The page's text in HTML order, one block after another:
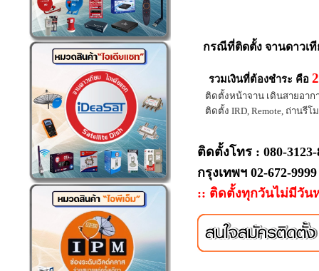
กรณีที่ติดตั้ง จานดาวเ
รวมเงินที่ต้องชำระ คือ
ติดตั้งหน้าจาน เดินสายอากา
ติดตั้ง IRD, Remote, ถ่านรีโ
ติดตั้งโทร : 080-3123-
กรุงเทพฯ 02-672-
:: ติดตั้งทุกวันไม่มีวั